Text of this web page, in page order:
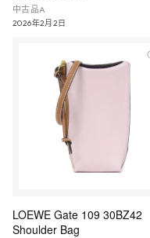
中古品A
2026年2月2日
LOEWE Gate 109 30BZ42
Shoulder Bag